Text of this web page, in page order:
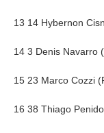
13 14 Hybernon
14 3 Denis Navarro
15 23 Marco Cozzi
16 38 Thiago